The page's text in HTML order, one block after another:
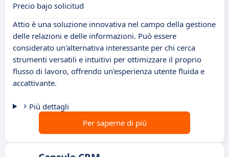
Precio bajo solicitud
Attio è una soluzione innovativa nel campo della gestione
delle relazioni e delle informazioni. Può essere
considerato un'alternativa interessante per chi cerca
strumenti versatili e intuitivi per ottimizzare il proprio
flusso di lavoro, offrendo un'esperienza utente fluida e
accattivante.
Più dettagli
Per saperne di più